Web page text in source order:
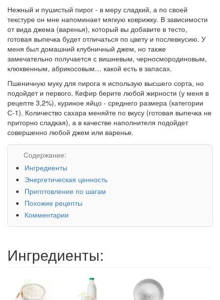
Нежный и пушистый пирог - в меру сладкий, а по своей
текстуре он мне напоминает мягкую коврижку. В зависимости
от вида джема (варенья), который вы добавите в тесто,
готовая выпечка будет отличаться по цвету и послевкусию. У
меня был домашний клубничный джем, но также
замечательно получается с вишневым, черносмородиновым,
клюквенным, абрикосовым… какой есть в запасах.
Пшеничную муку для пирога я использую высшего сорта, но
подойдет и первого. Кефир берите любой жирности (у меня в
рецепте 3,2%), куриное яйцо - среднего размера (категории
С-1). Количество сахара меняйте по вкусу (готовая выпечка не
приторно сладкая), а в качестве наполнителя подойдет
совершенно любой джем или варенье.
Содержание:
Ингредиенты
Энергетическая ценность
Приготовление по шагам
Похожие рецепты
Комментарии
Ингредиенты: